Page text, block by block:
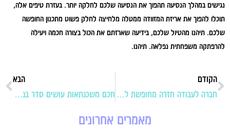
נגישים במהלך הנסיעה תהפוך את הנסיעה שלכם לחלקה יותר. בעזרת טיפים אלה,
תוכלו להפוך את אריזת המזוודה ממטלה מלחיצה לחלק פשוט מתכנון החופשה
שלכם. תיהנו מהטיול שלכם, בידיעה שארזתם את הכול בצורה חכמה ויעילה
להרפתקה משפחתית נפלאה. תיהנו.
הקודם
חברה לעבודה חזרה מחופשת לידה? קנו לה מתנה
הבא
חכם משכנתאות עושים סדר בנושא המשכנתה לזוגות צעירים עם ילדים
מאמרים אחרונים